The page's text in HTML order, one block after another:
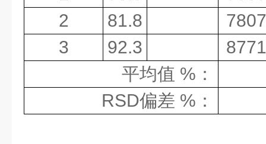
2
81.8
3
92.3
平均值 % ：
RSD偏差 % ：